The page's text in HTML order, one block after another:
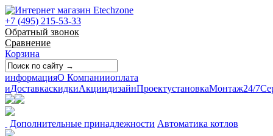
+7 (495) 215-53-33
Обратный звонок
Сравнение
Корзина
информацияО Компанииоплата
иДоставкаскидкиАкциидизайнПроектустановкаМонтаж24/7
Дополнительные принадлежности Автоматика котлов